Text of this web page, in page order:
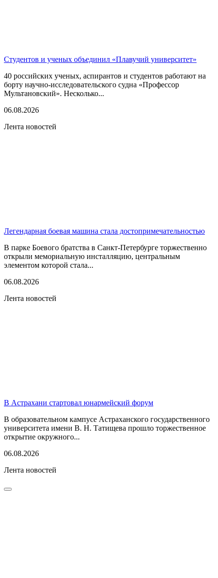
Студентов и ученых объединил «Плавучий университет»
40 российских ученых, аспирантов и студентов работают на
борту научно-исследовательского судна «Профессор
Мультановский». Несколько...
06.08.2026
Лента новостей
Легендарная боевая машина стала достопримечательностью
В парке Боевого братства в Санкт-Петербурге торжественно
открыли мемориальную инсталляцию, центральным
элементом которой стала...
06.08.2026
Лента новостей
В Астрахани стартовал юнармейский форум
В образовательном кампусе Астраханского государственного
университета имени В. Н. Татищева прошло торжественное
открытие окружного...
06.08.2026
Лента новостей